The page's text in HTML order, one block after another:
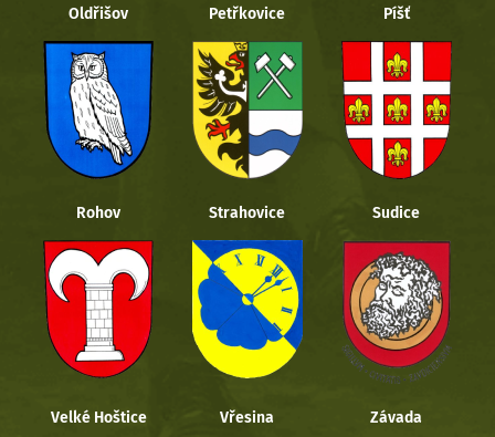
Oldřišov Petřkovice Píšť
Rohov Strahovice Sudice
Velké Hoštice Vřesina Závada